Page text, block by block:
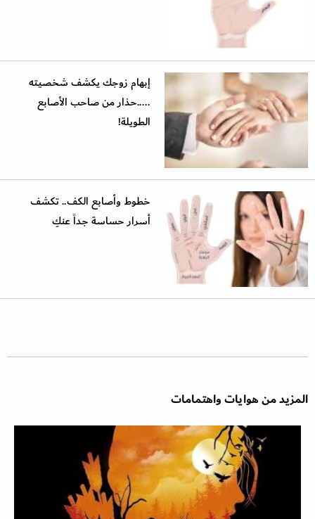
إبهام زوجك يكشف شخصيته
.....حذار من صاحب الأصابع
الطويلة!
خطوط وأصابع الكف.. تكشف
أسرار حساسة جداً عنكِ
المزيد من هوايات واهتمامات